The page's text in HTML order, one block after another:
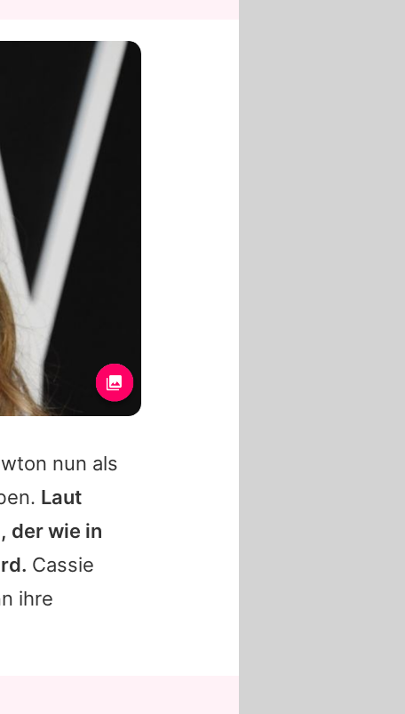
nun als
Laut
der wie in
Cassie
ihre